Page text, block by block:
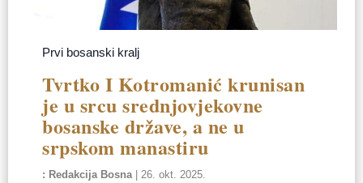
Prvi bosanski kralj
Tvrtko I Kotromanić krunisan
je u srcu srednjovjekovne
bosanske države, a ne u
srpskom manastiru
Redakcija Bosna|26. okt. 2025.